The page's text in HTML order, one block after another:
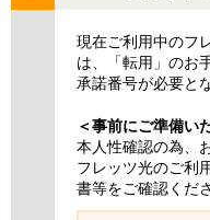
現在ご利用中のフ
は、「転用」のお
承諾番号が必要と
＜事前にご準備い
本人性確認の為、
フレッツ光のご利
書等をご確認くだ